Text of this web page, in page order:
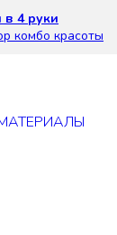
в 4 руки
комбо красоты